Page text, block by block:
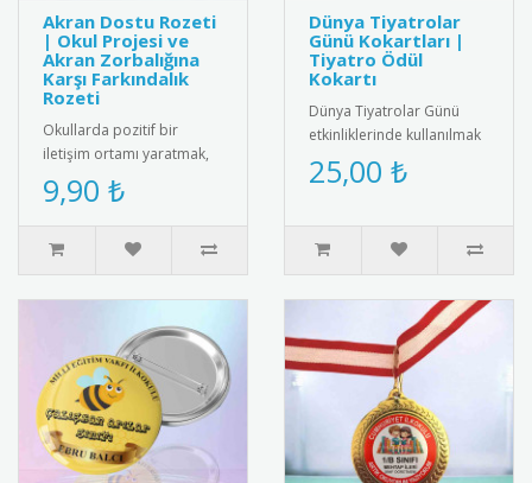
Akran Dostu Rozeti
| Okul Projesi ve
Akran Zorbalığına
Karşı Farkındalık
Rozeti
Okullarda pozitif bir
iletişim ortamı yaratmak,
arkadaşlık bağlarını
güçlendirmek ve akran
zorbalığı..
9,90 ₺
Dünya Tiyatrolar
Günü Kokartları |
Tiyatro Ödül
Kokartı
Dünya Tiyatrolar Günü
etkinliklerinde kullanılmak
üzere özel tasarım tiyatro
kokartları. Bu şık koka..
25,00 ₺